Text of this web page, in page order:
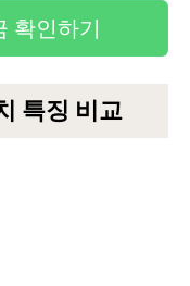
확인하기
특징 비교